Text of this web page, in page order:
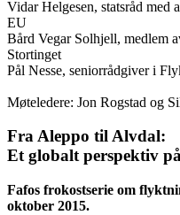
Vidar Helgesen, statsråd
EU
Bård Vegar Solhjell, medlem
Stortinget
Pål Nesse, seniorrådgiver i
Møteledere: Jon Rogstad og
Fra Aleppo til Alvdal:
Et globalt perspektiv
Fafos frokostserie om
oktober 2015.